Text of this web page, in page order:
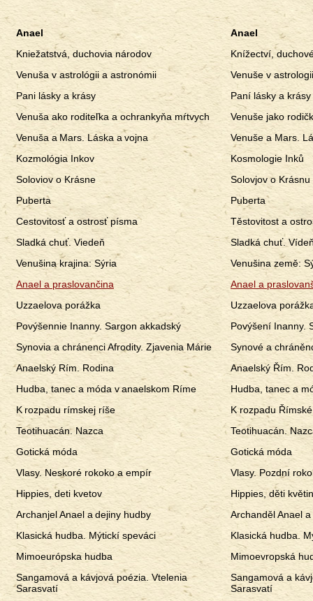
Anael
Kniežatstvá, duchovia národov
Venuša v astrológii a astronómii
Pani lásky a krásy
Venuša ako roditeľka a ochrankyňa mŕtvych
Venuša a Mars. Láska a vojna
Kozmológia Inkov
Soloviov o Krásne
Puberta
Cestovitosť a ostrosť písma
Sladká chuť. Viedeň
Venušina krajina: Sýria
Anael a praslovančina
Uzzaelova porážka
Povýšennie Inanny. Sargon akkadský
Synovia a chránenci Afrodity. Zjavenia Márie
Anaelský Rím. Rodina
Hudba, tanec a móda v anaelskom Ríme
K rozpadu rímskej ríše
Teotihuacán. Nazca
Gotická móda
Vlasy. Neskoré rokoko a empír
Hippies, deti kvetov
Archanjel Anael a dejiny hudby
Klasická hudba. Mýtickí speváci
Mimoeurópska hudba
Sangamová a kávjová poézia. Vtelenia
Sarasvatí
Anael
Knížectví,
Venuše v
Paní lásky a krásy
Venuše jako
Venuše a Mars.
Kosmologie Inků
Solovjov o Krásnu
Puberta
Těstovitost a
Sladká chuť.
Venušina země:
Anael a
Uzzaelova
Povýšení Inanny.
Synové a
Anaelský Řím.
Hudba, tanec a
K rozpadu
Teotihuacán.
Gotická móda
Vlasy. Pozdní
Hippies, děti květin
Archanděl Anael
Klasická hudba.
Mimoevropská
Sangamová a
Sarasvatí